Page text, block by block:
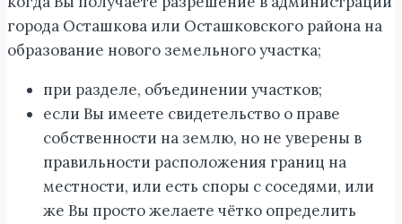
города Осташкова или Осташковского района на
образование нового земельного участка;
при разделе, объединении участков;
если Вы имеете свидетельство о праве
собственности на землю, но не уверены в
правильности расположения границ на
местности, или есть споры с соседями, или
же Вы просто желаете чётко определить